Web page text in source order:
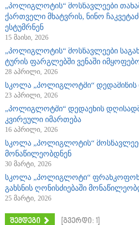
„პოლიგლოტის“ მოსწავლეები
ქართველი მხატვრის, ნინო
ესტუმრნენ
15 მაისი, 2026
„პოლიგლოტის“ მოსწავლეები
ტურის ფარგლებში ვენაში
28 აპრილი, 2026
სკოლა „პოლიგლოტში“ დედამიწის
23 აპრილი, 2026
„პოლიგლოტში“ დედაენის
კვირეული იმართება
16 აპრილი, 2026
სკოლა „პოლიგლოტის“
მონაწილეობდნენ
30 მარტი, 2026
სკოლა „პოლიგლოტი“
გახსნის ღონისძიებაში
25 მარტი, 2026
შემდეგი [გვერდი: 1]